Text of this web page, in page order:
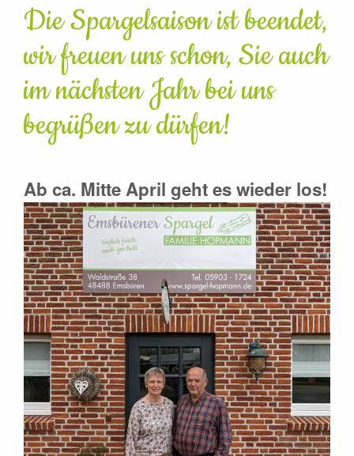
Die Spargelsaison ist beendet,
wir freuen uns schon, Sie auch
im nächsten Jahr bei uns
begrüßen zu dürfen!
Ab ca. Mitte April geht es wieder los!